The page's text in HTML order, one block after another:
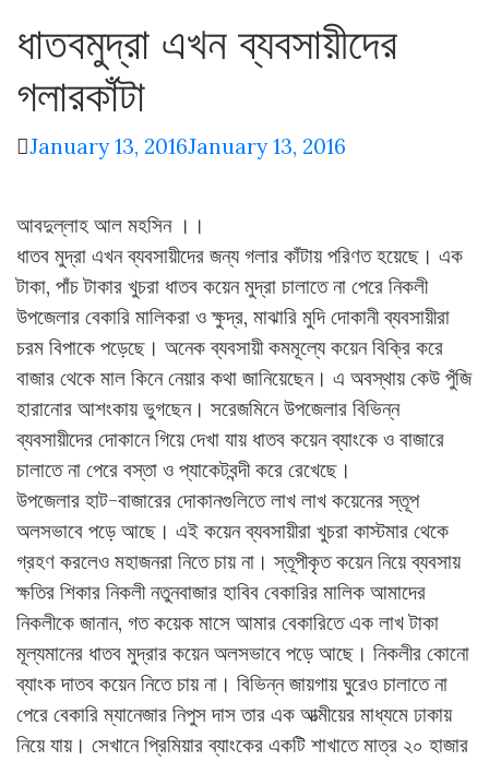
ধাতবমুদ্রা এখন ব্যবসায়ীদের
গলারকাঁটা
January 13, 2016January 13, 2016
আবদুল্লাহ আল মহসিন ।।
ধাতব মুদ্রা এখন ব্যবসায়ীদের জন্য গলার কাঁটায় পরিণত হয়েছে। এক
টাকা, পাঁচ টাকার খুচরা ধাতব কয়েন মুদ্রা চালাতে না পেরে নিকলী
উপজেলার বেকারি মালিকরা ও ক্ষুদ্র, মাঝারি মুদি দোকানী ব্যবসায়ীরা
চরম বিপাকে পড়েছে। অনেক ব্যবসায়ী কমমূল্যে কয়েন বিক্রি করে
বাজার থেকে মাল কিনে নেয়ার কথা জানিয়েছেন। এ অবস্থায় কেউ পুঁজি
হারানোর আশংকায় ভুগছেন। সরেজমিনে উপজেলার বিভিন্ন
ব্যবসায়ীদের দোকানে গিয়ে দেখা যায় ধাতব কয়েন ব্যাংকে ও বাজারে
চালাতে না পেরে বস্তা ও প্যাকেটবন্দী করে রেখেছে।
উপজেলার হাট-বাজারের দোকানগুলিতে লাখ লাখ কয়েনের স্তূপ
অলসভাবে পড়ে আছে। এই কয়েন ব্যবসায়ীরা খুচরা কাস্টমার থেকে
গ্রহণ করলেও মহাজনরা নিতে চায় না। স্তূপীকৃত কয়েন নিয়ে ব্যবসায়
ক্ষতির শিকার নিকলী নতুনবাজার হাবিব বেকারির মালিক আমাদের
নিকলীকে জানান, গত কয়েক মাসে আমার বেকারিতে এক লাখ টাকা
মূল্যমানের ধাতব মুদ্রার কয়েন অলসভাবে পড়ে আছে। নিকলীর কোনো
ব্যাংক দাতব কয়েন নিতে চায় না। বিভিন্ন জায়গায় ঘুরেও চালাতে না
পেরে বেকারি ম্যানেজার নিপুস দাস তার এক আত্মীয়ের মাধ্যমে ঢাকায়
নিয়ে যায়। সেখানে প্রিমিয়ার ব্যাংকের একটি শাখাতে মাত্র ২০ হাজার